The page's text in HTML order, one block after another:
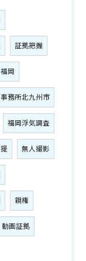
証拠把握
福岡
務所北九州市
福岡浮気調査
無人撮影
親権
動画証拠